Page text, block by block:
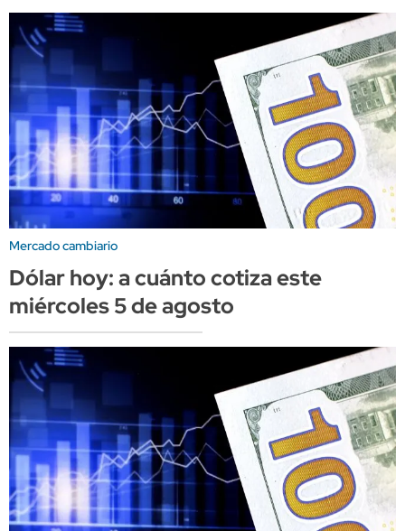
Mercado cambiario
Dólar hoy: a cuánto cotiza este
miércoles 5 de agosto